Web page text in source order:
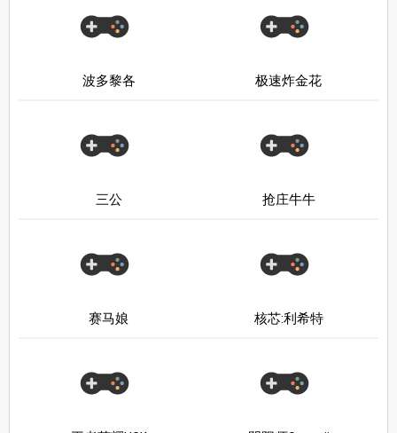
波多黎各 极速炸金花
三公 抢庄牛牛
赛马娘 核芯:利希特